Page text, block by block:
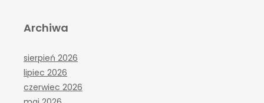
Archiwa
sierpień 2026
lipiec 2026
czerwiec 2026